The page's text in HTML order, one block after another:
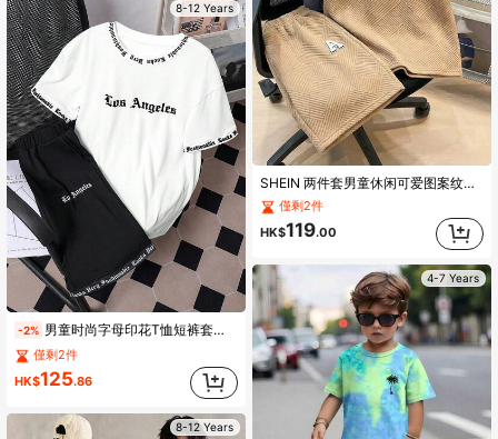
8-12 Years
-2% 男童时尚字母印花T恤短裤套装，独特设计，舒适面料，是夏季户外、度假和休闲穿着的理想之选。
僅剩2件
HK$125.86
8-12 Years
SHEIN 两件套男童休闲可爱图案纹理面料圆领短袖短裤套装，适合通勤、上学、日常休闲穿着、运动、春夏穿着。
僅剩2件
HK$119.00
4-7 Years